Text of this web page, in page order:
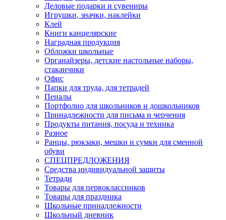
Деловые подарки и сувениры
Игрушки, значки, наклейки
Клей
Книги канцелярские
Наградная продукция
Обложки школьные
Органайзеры, детские настольные наборы,
стаканчики
Офис
Папки для труда, для тетрадей
Пеналы
Портфолио для школьников и дошкольников
Принадлежности для письма и черчения
Продукты питания, посуда и техника
Разное
Ранцы, рюкзаки, мешки и сумки для сменной
обуви
СПЕЦПРЕДЛОЖЕНИЯ
Средства индивидуальной защиты
Тетради
Товары для первоклассников
Товары для праздника
Школьные принадлежности
Школьный дневник